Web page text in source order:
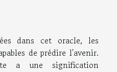
dans cet oracle, les
de prédire l'avenir.
a une signification